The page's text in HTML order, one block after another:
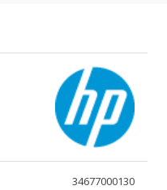
34677000130